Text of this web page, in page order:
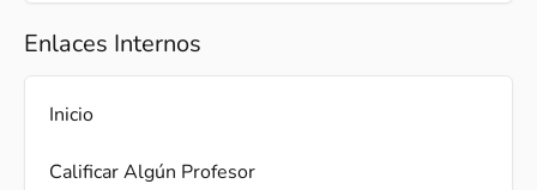
Enlaces Internos
Inicio
Calificar Algún Profesor